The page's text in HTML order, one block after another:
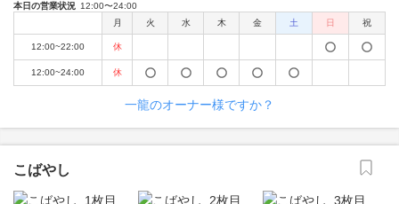
本日の営業状況 12:00〜24:00
月
火 水 木 金 土 日 祝
12:00~22:00 休
12:00~24:00 休
一龍のオーナー様ですか？
こばやし